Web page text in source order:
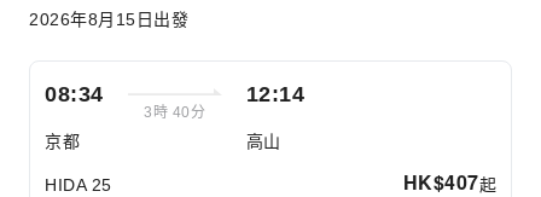
2026年8月15日出發
08:34
3時 40分
京都
12:14
高山
HIDA 25 HK$407起